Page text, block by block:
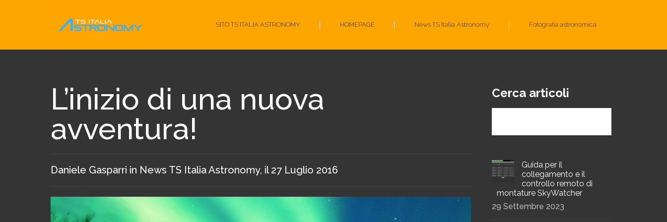
SITO TS ITALIA ASTRONOMY HOMEPAGE News TS Italia Astronomy Fotografia astronomica
L’inizio di una nuova
avventura!
Daniele Gasparri in News TS Italia Astronomy, il27 Luglio 2016
Cerca articoli
Guida per il
collegamento e il
controllo remoto di
montature SkyWatcher
29 Settembre 2023